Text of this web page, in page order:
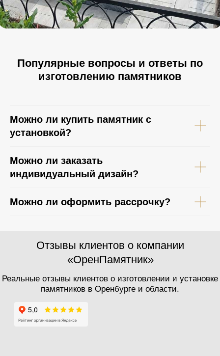
Популярные вопросы и ответы по
изготовлению памятников
Можно ли купить памятник с
установкой?
Можно ли заказать
индивидуальный дизайн?
Можно ли оформить рассрочку?